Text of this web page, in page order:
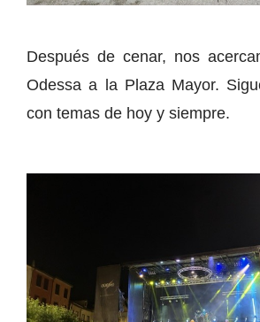
Después de cenar, nos
Odessa a la Plaza Mayor.
con temas de hoy y siempre.